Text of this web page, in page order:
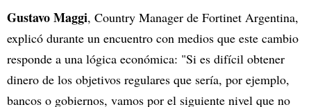
Gustavo Maggi, Country Manager de Fortinet Argentina,
explicó durante un encuentro con medios que este cambio
responde a una lógica económica: "Si es difícil obtener
dinero de los objetivos regulares que sería, por ejemplo,
bancos o gobiernos, vamos por el siguiente nivel que no